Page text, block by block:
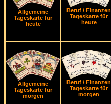
Allgemeine
Tageskarte für
heute
Beruf / Finanzen
Tageskarte für
heute
Allgemeine
Tageskarte für
morgen
Beruf / Finanzen
Tageskarte für
morgen